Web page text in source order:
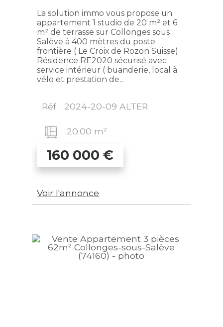
La solution immo vous propose un
appartement 1 studio de 20 m² et 6
m² de terrasse sur Collonges sous
Salève à 400 mètres du poste
frontière ( Le Croix de Rozon Suisse)
Résidence RE2020 sécurisé avec
service intérieur ( buanderie, local à
vélo et prestation de...
160 000 €
Réf. : 2024-20-09 ALTER
20.00 m²
Voir l'annonce